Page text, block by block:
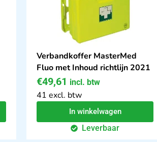
Verbandkoffer MasterMed
Fluo met Inhoud richtlijn 2021
€49,61 incl. btw
41 excl. btw
In winkelwagen
Leverbaar